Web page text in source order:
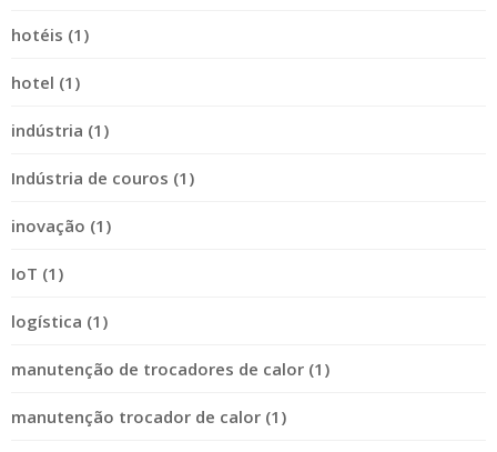
hotéis (1)
hotel (1)
indústria (1)
Indústria de couros (1)
inovação (1)
IoT (1)
logística (1)
manutenção de trocadores de calor (1)
manutenção trocador de calor (1)